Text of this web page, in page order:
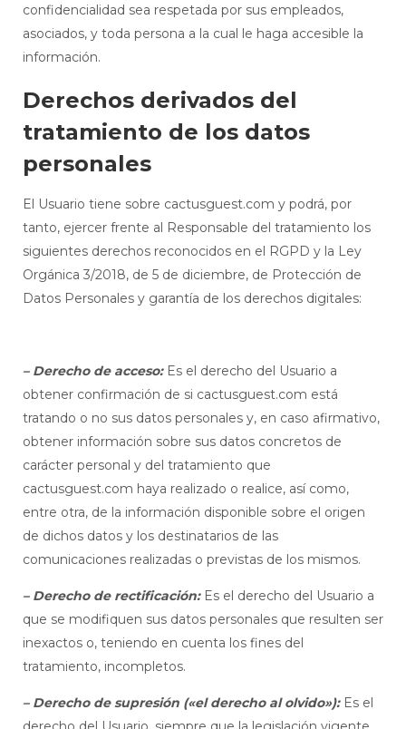
confidencialidad sea respetada por sus empleados,
asociados, y toda persona a la cual le haga accesible la
información.
Derechos derivados del
tratamiento de los datos
personales
El Usuario tiene sobre cactusguest.com y podrá, por
tanto, ejercer frente al Responsable del tratamiento los
siguientes derechos reconocidos en el RGPD y la Ley
Orgánica 3/2018, de 5 de diciembre, de Protección de
Datos Personales y garantía de los derechos digitales:
– Derecho de acceso: Es el derecho del Usuario a
obtener confirmación de si cactusguest.com está
tratando o no sus datos personales y, en caso afirmativo,
obtener información sobre sus datos concretos de
carácter personal y del tratamiento que
cactusguest.com haya realizado o realice, así como,
entre otra, de la información disponible sobre el origen
de dichos datos y los destinatarios de las
comunicaciones realizadas o previstas de los mismos.
– Derecho de rectificación: Es el derecho del Usuario a
que se modifiquen sus datos personales que resulten ser
inexactos o, teniendo en cuenta los fines del
tratamiento, incompletos.
– Derecho de supresión («el derecho al olvido»): Es el